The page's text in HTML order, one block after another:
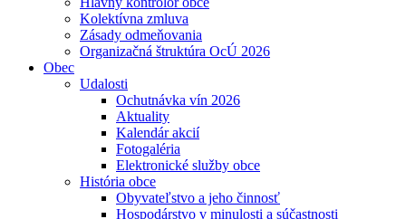
Kolektívna zmluva
Zásady odmeňovania
Organizačná štruktúra OcÚ 2026
Obec
Udalosti
Ochutnávka vín 2026
Aktuality
Kalendár akcií
Fotogaléria
Elektronické služby obce
História obce
Obyvateľstvo a jeho činnosť
Hospodárstvo v minulosti a súčastnosti